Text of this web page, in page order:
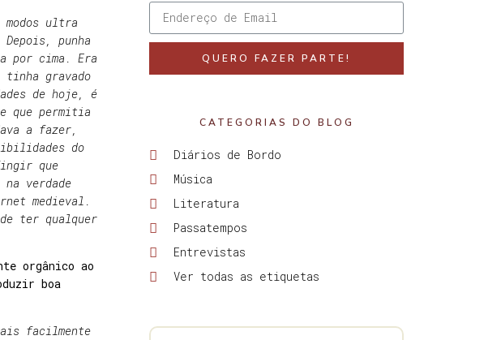
modos ultra
punha
por cima. Era
tinha gravado
de hoje, é
que permitia
a fazer,
do
que
verdade
medieval.
ter qualquer
orgânico ao
boa
facilmente
QUERO FAZER PARTE!
CATEGORIAS DO BLOG
Diários de Bordo
Música
Literatura
Passatempos
Entrevistas
Ver todas as etiquetas